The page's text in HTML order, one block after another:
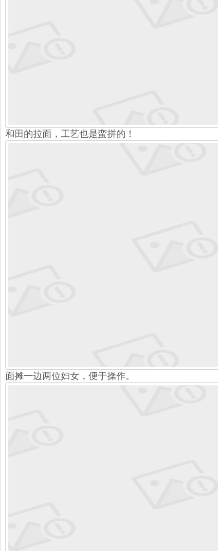
和田的拉面，工艺也是蛮拼的！
面摊一边两位妇女，便于操作。